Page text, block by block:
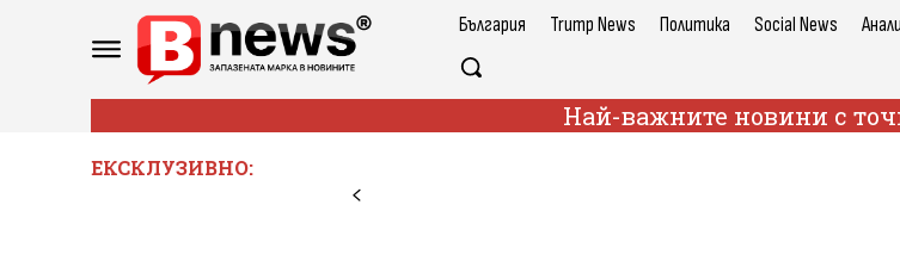
България Trump News Политика Social News
Най-важните новини с
ЕКСКЛУЗИВНО: